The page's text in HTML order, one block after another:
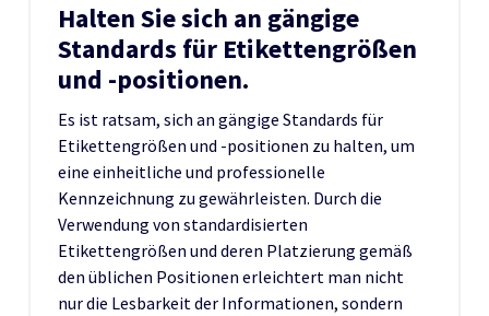
Halten Sie sich an gängige
Standards für Etikettengrößen
und -positionen.
Es ist ratsam, sich an gängige Standards für
Etikettengrößen und -positionen zu halten, um
eine einheitliche und professionelle
Kennzeichnung zu gewährleisten. Durch die
Verwendung von standardisierten
Etikettengrößen und deren Platzierung gemäß
den üblichen Positionen erleichtert man nicht
nur die Lesbarkeit der Informationen, sondern